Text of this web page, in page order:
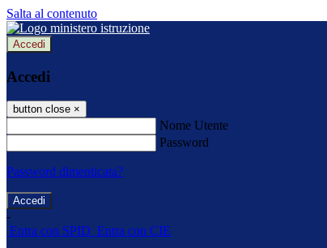
Salta al contenuto
Accedi
Accedi
button close ×
Nome Utente
Password
Password dimenticata?
-
Entra con SPID Entra con CIE